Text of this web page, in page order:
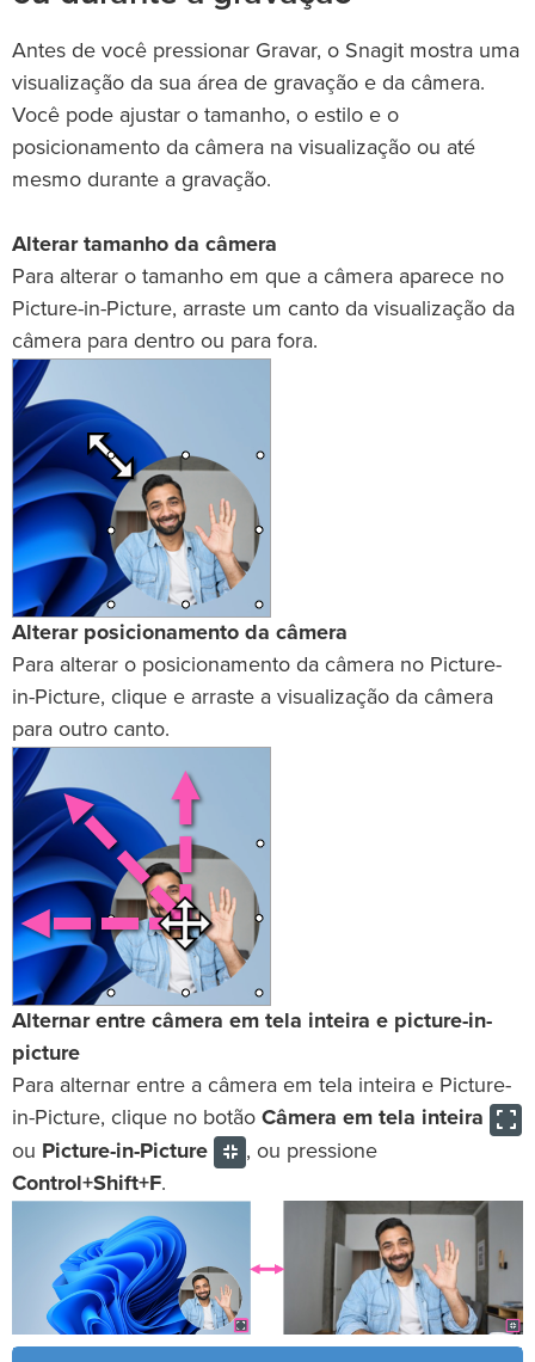
Antes de você pressionar Gravar, o Snagit mostra uma
visualização da sua área de gravação e da câmera.
Você pode ajustar o tamanho, o estilo e o
posicionamento da câmera na visualização ou até
mesmo durante a gravação.
Alterar tamanho da câmera
Para alterar o tamanho em que a câmera aparece no
Picture-in-Picture, arraste um canto da visualização da
câmera para dentro ou para fora.
Alterar posicionamento da câmera
Para alterar o posicionamento da câmera no Picture-
in-Picture, clique e arraste a visualização da câmera
para outro canto.
Alternar entre câmera em tela inteira e picture-in-
picture
Para alternar entre a câmera em tela inteira e Picture-
in-Picture, clique no botão Câmera em tela inteira
ou Picture-in-Picture
, ou pressione
Control+Shift+F.